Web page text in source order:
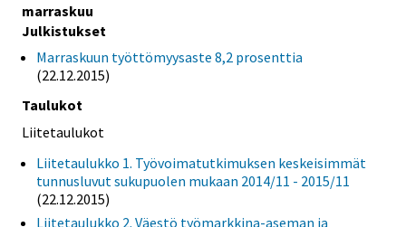
marraskuu
Julkistukset
Marraskuun työttömyysaste 8,2 prosenttia
(22.12.2015)
Taulukot
Liitetaulukot
Liitetaulukko 1. Työvoimatutkimuksen keskeisimmät
tunnusluvut sukupuolen mukaan 2014/11 - 2015/11
(22.12.2015)
Liitetaulukko 2. Väestö työmarkkina-aseman ja